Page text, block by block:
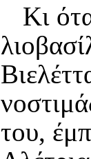
Κι
του,